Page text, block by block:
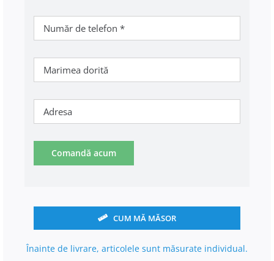
Comandă acum
CUM MĂ MĂSOR
Înainte de livrare, articolele sunt măsurate individual.